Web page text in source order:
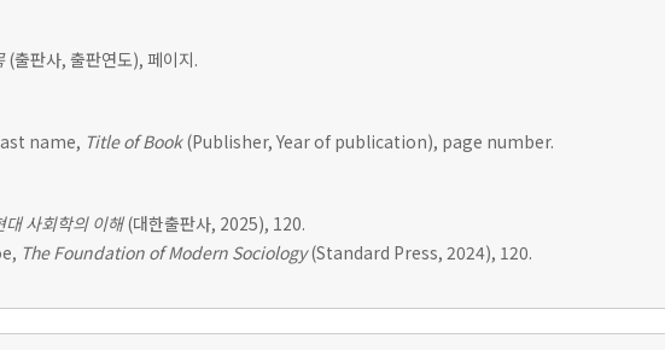
(출판사, 출판연도), 페이지.
name, Title of Book(Publisher, Year of publication), page number.
대 사회학의 이해(대한출판사, 2025), 120.
The Foundation of Modern Sociology(Standard Press, 2024), 120.